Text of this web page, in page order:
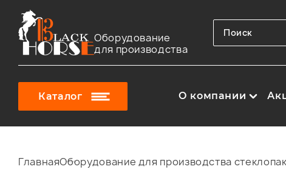
Оборудование
для производства
Каталог О компании
ГлавнаяОборудование для производства